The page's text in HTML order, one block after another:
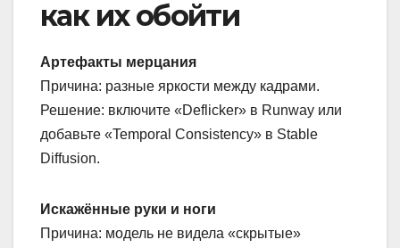
как их обойти
Артефакты мерцания
Причина: разные яркости между кадрами.
Решение: включите «Deflicker» в Runway или
добавьте «Temporal Consistency» в Stable
Diffusion.
Искажённые руки и ноги
Причина: модель не видела «скрытые»